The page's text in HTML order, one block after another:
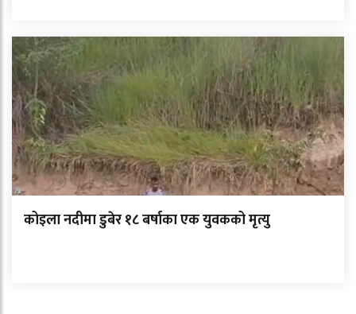
कोइला नदीमा डुबेर १८ बर्षाका एक युवकको मृत्यु